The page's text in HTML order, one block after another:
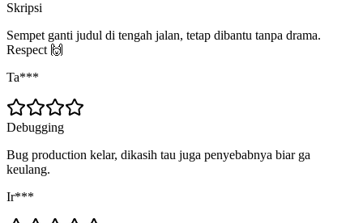
Skripsi
Sempet ganti judul di tengah jalan, tetap dibantu tanpa drama.
Respect 🙌
Ta***
Debugging
Bug production kelar, dikasih tau juga penyebabnya biar ga
keulang.
Ir***